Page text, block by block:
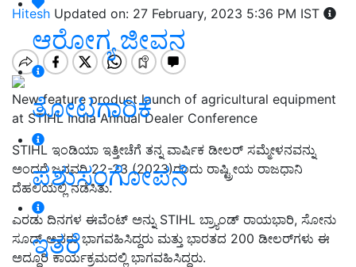
ಆರೋಗ್ಯ ಜೀವನ
ತೋಟಗಾರಿಕೆ
ಪಶುಸಂಗೋಪನೆ
ಇತರೆ
Hitesh Updated on: 27 February, 2023 5:36 PM IST
New feature product launch of agricultural equipment
at STIHL India Annual Dealer Conference
STIHL ಇಂಡಿಯಾ ಇತ್ತೀಚೆಗೆ ತನ್ನ ವಾರ್ಷಿಕ ಡೀಲರ್ ಸಮ್ಮೇಳನವನ್ನು
ಅಂದರೆ ಜನವರಿ 22-23 (2023)ರಂದು ರಾಷ್ಟ್ರೀಯ ರಾಜಧಾನಿ
ದೆಹಲಿಯಲ್ಲಿ ನಡೆಸಿತು.
ಎರಡು ದಿನಗಳ ಈವೆಂಟ್ ಅನ್ನು STIHL ಬ್ರ್ಯಾಂಡ್‌ ರಾಯಭಾರಿ, ಸೋನು
ಸೂದ್ ಅವರು ಭಾಗವಹಿಸಿದ್ದರು ಮತ್ತು ಭಾರತದ 200 ಡೀಲರ್‌ಗಳು ಈ
ಅದ್ಧೂರಿ ಕಾರ್ಯಕ್ರಮದಲ್ಲಿ ಭಾಗವಹಿಸಿದ್ದರು.